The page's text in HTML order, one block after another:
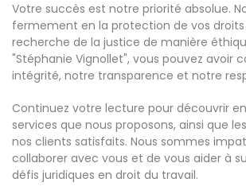
Votre succès est notre priorité absolue.
fermement en la protection de vos
recherche de la justice de manière
"Stéphanie Vignollet", vous pouvez avoir
intégrité, notre transparence et notre
Continuez votre lecture pour découvrir
services que nous proposons, ainsi que
nos clients satisfaits. Nous sommes
collaborer avec vous et de vous aider à
défis juridiques en droit du travail.